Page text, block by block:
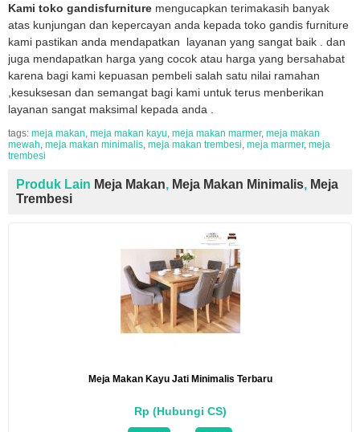
Kami toko gandisfurniture mengucapkan terimakasih banyak
atas kunjungan dan kepercayan anda kepada toko gandis furniture
kami pastikan anda mendapatkan layanan yang sangat baik . dan
juga mendapatkan harga yang cocok atau harga yang bersahabat
karena bagi kami kepuasan pembeli salah satu nilai ramahan
,kesuksesan dan semangat bagi kami untuk terus menberikan
layanan sangat maksimal kepada anda .
tags: meja makan meja makan kayu meja makan marmer, meja makan
mewah meja makan minimalis meja makan trembesi meja marmer, meja
trembesi
Produk Lain Meja Makan, Meja Makan Minimalis, Meja
Trembesi
Meja Makan Kayu Jati Minimalis Terbaru
Rp (Hubungi CS)